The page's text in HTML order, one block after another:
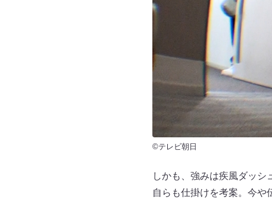
©テレビ朝日
しかも、強みは疾風ダッ
自らも仕掛けを考案。今